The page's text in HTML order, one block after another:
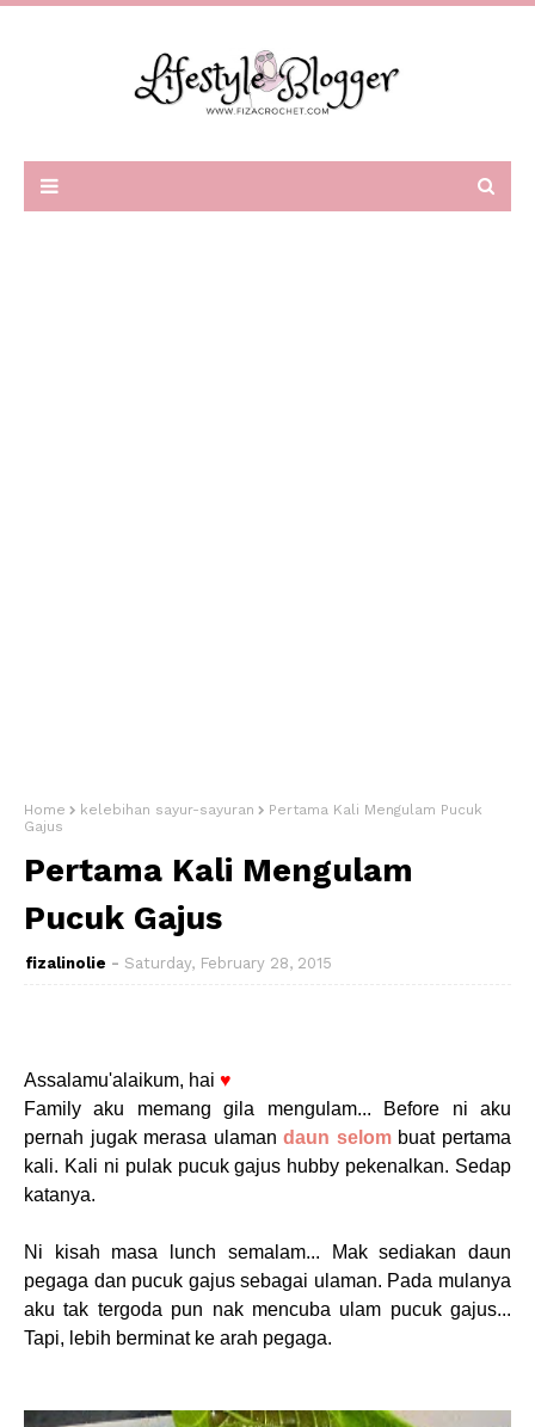
Home kelebihan sayur-sayuran
Pertama Kali Mengulam Pucuk
Gajus
Pertama Kali Mengulam
Pucuk Gajus
fizalinolie Saturday, February 28, 2015
Assalamu'alaikum, hai ♥
Family aku memang gila mengulam... Before ni aku
pernah jugak merasa ulamandaun selombuat pertama
kali. Kali ni pulak pucuk gajus hubby pekenalkan. Sedap
katanya.
Ni kisah masa lunch semalam... Mak sediakan daun
pegaga dan pucuk gajus sebagai ulaman. Pada mulanya
aku tak tergoda pun nak mencuba ulam pucuk gajus...
Tapi, lebih berminat ke arah pegaga.